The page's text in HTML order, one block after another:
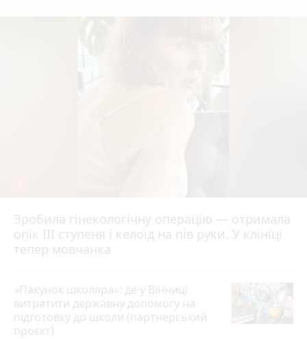
Зробила гінекологічну операцію — отримала
опік ІІІ ступеня і келоїд на пів руки. У клініці
тепер мовчанка
«Пакунок школяра»: де у Вінниці
витратити державну допомогу на
підготовку до школи (партнерський
проєкт)